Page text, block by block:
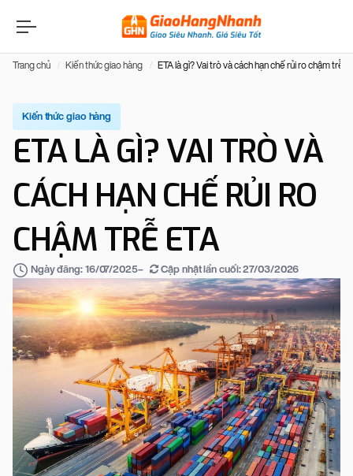
Trang chủ Kiến thức giao hàng ETA là gì? Vai trò và cách hạn chế rủi ro chậm trễ
Kiến thức giao hàng
ETA LÀ GÌ? VAI TRÒ VÀ
CÁCH HẠN CHẾ RỦI RO
CHẬM TRỄ ETA
Ngày đăng: 16/07/2025– Cập nhật lần cuối:27/03/2026